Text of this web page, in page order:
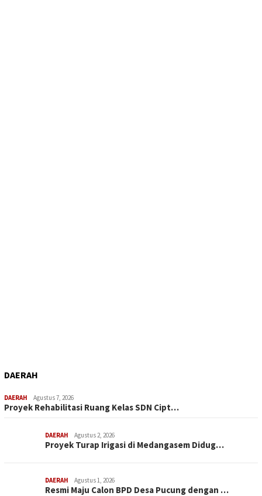
DAERAH
DAERAH Agustus 7, 2026
Proyek Rehabilitasi Ruang Kelas SDN Cipt…
DAERAH Agustus 2, 2026
Proyek Turap Irigasi di Medangasem Didug…
DAERAH Agustus 1, 2026
Resmi Maju Calon BPD Desa Pucung dengan …